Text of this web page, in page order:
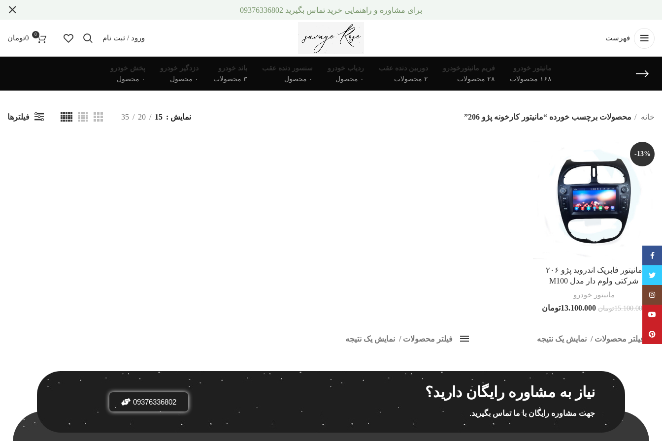
فهرست ورود / ثبت نام 0
0تومان
مانیتور خودرو
۱۶۸ محصولات
فریم مانیتورخودرو
۲۸ محصولات
دوربین دنده عقب
۲ محصولات
ردیاب خودرو
۰ محصول
سنسور دنده عقب
۰ محصول
باند خودرو
۳ محصولات
دزدگیر خودرو
۰ محصول
پخش خودرو
۰ محصول
خانه محصولات برچسب خورده “مانیتور کارخونه پژو 206” نمایش 15
20
35 فیلترها
-13%
مانیتور فابریک اندروید پژو ۲۰۶
شرکتی ولوم دار مدل M100
مانیتور خودرو
15.100.000تومان 13.100.000تومان
فیلتر محصولات
نمایش یک نتیجه
فقط نمایش محصولات فروش فقط موجود در انبار
فیلتر محصولات نمایش یک نتیجه
قیمت گذاری مرتب سازی بر اساس
محبوبیت
نیاز به مشاوره رایگان دارید؟
جهت مشاوره رایگان با ما تماس بگیرید.
09376336802
برای مشاوره و راهنمایی خرید تماس بگیرید 09376336802
تویتر
Instagram
Pinterest